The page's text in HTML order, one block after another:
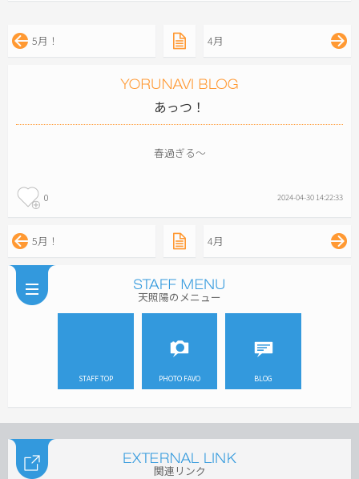
5月！ 4月
あっつ！
春過ぎる〜
0 2024-04-30 14:22:33
5月！ 4月
天照陽のメニュー
STAFF TOP PHOTO FAVO BLOG
関連リンク